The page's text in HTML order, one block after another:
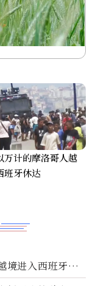
境进入西班牙休
万计的摩洛哥人越
班牙休达